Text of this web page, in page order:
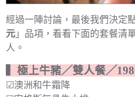
經過一陣討論，最後我們決定
元 」品項，看看下面的套餐清
人。
▍極上牛豬╱雙人餐
☑澳洲和牛霜降